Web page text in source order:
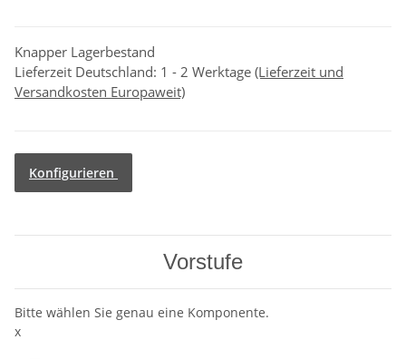
Knapper Lagerbestand
Lieferzeit Deutschland: 1 - 2 Werktage (Lieferzeit und
Versandkosten Europaweit)
Konfigurieren
Vorstufe
Bitte wählen Sie genau eine Komponente.
x